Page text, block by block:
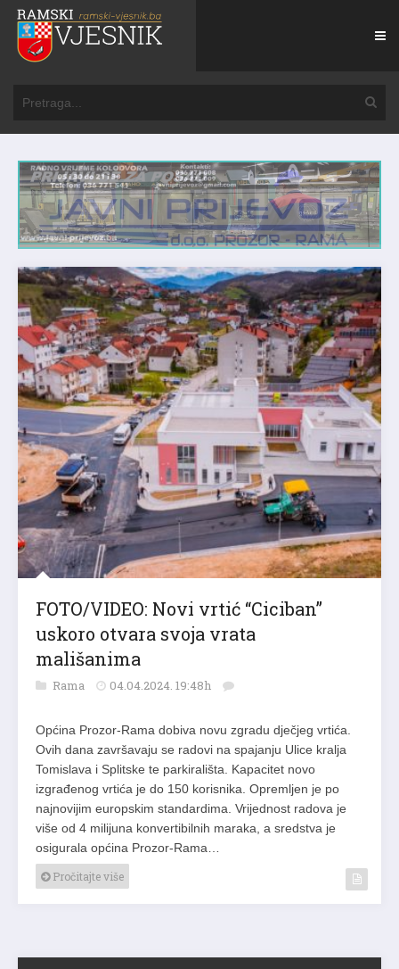
FOTO/VIDEO: Novi vrtić “Ciciban”
uskoro otvara svoja vrata
mališanima
Rama 04.04.2024. 19:48h
Općina Prozor-Rama dobiva novu zgradu dječjeg vrtića.
Ovih dana završavaju se radovi na spajanju Ulice kralja
Tomislava i Splitske te parkirališta. Kapacitet novo
izgrađenog vrtića je do 150 korisnika. Opremljen je po
najnovijim europskim standardima. Vrijednost radova je
više od 4 milijuna konvertibilnih maraka, a sredstva je
osigurala općina Prozor-Rama…
Pročitajte više